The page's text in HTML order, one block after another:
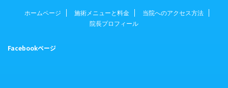
ホームページ 施術メニューと料金
当院へのアクセス方法
院長プロフィール
Facebookページ